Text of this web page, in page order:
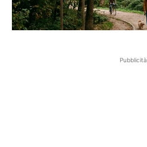
Pubblicità